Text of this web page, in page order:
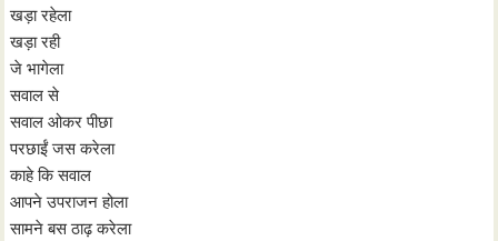
खड़ा रहेला
खड़ा रही
जे भागेला
सवाल से
सवाल ओकर पीछा
परछाईं जस करेला
काहे कि सवाल
आपने उपराजन होला
सामने बस ठाढ़ करेला